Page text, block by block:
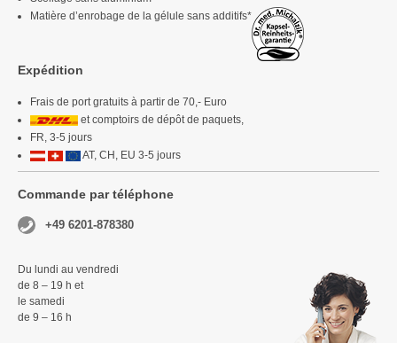
Matière d’enrobage de la gélule sans additifs*
Expédition
Frais de port gratuits à partir de 70,- Euro
et comptoirs de dépôt de paquets,
FR, 3-5 jours
AT, CH, EU 3-5 jours
Commande par téléphone
+49 6201-878380
Du lundi au vendredi
de 8 – 19 h et
le samedi
de 9 – 16 h